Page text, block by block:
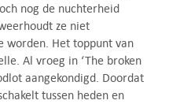
nog de nuchterheid
ze niet
worden. Het toppunt van
Al vroeg in ‘The broken
aangekondigd. Doordat
tussen heden en